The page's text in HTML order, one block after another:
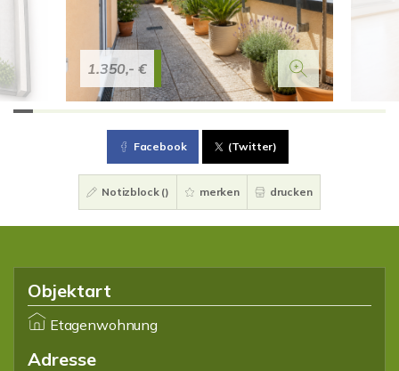
1.350,- €
Facebook (Twitter)
Notizblock () merken drucken
Objektart
Etagenwohnung
Adresse